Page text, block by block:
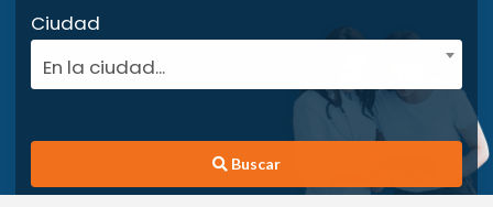
Ciudad
En la ciudad...
Buscar